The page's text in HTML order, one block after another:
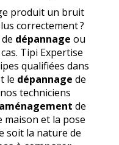
produit un bruit
correctement ?
dépannage ou
Tipi Expertise
qualifiées dans
le dépannage de
techniciens
de
maison et la pose
soit la nature de